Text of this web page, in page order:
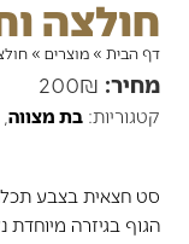
חולצה
דף הבית» מוצרים»
מחיר:200₪
קטגוריות:בת מצווה,
סט חצאית בצבע
הגוף בגיזרה